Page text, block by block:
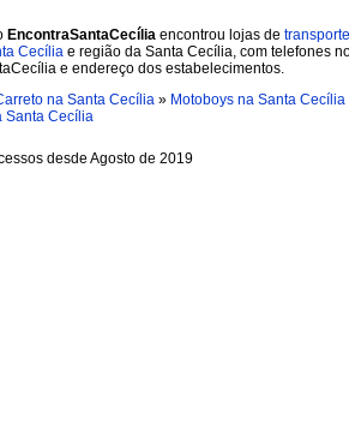
EncontraSantaCecília encontrou lojas de
Cecília e região da Santa Cecília, com telefones
e endereço dos estabelecimentos.
na Santa Cecília » Motoboys na Santa Cecília
Santa Cecília
desde Agosto de 2019